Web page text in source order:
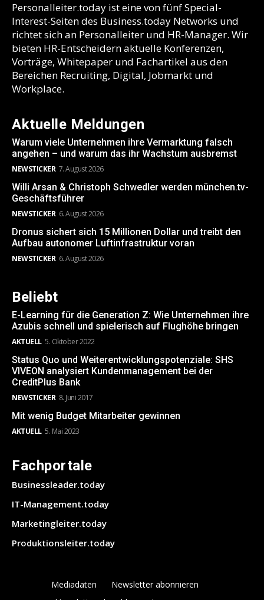
Personalleiter.today ist eine von fünf Special-
Interest-Seiten des Business.today Networks und
richtet sich an Personalleiter und HR-Manager. Wir
bieten HR-Entscheidern aktuelle Konferenzen,
Vorträge, Whitepaper und Fachartikel aus den
Bereichen Recruiting, Digital, Jobmarkt und
Workplace.
Aktuelle Meldungen
Warum viele Unternehmen ihre Vermarktung falsch
angehen – und warum das ihr Wachstum ausbremst
NEWSTICKER 7. August 2026
Willi Arsan & Christoph Schwedler werden münchen.tv-
Geschäftsführer
NEWSTICKER 6. August 2026
Dronus sichert sich 15 Millionen Dollar und treibt den
Aufbau autonomer Luftinfrastruktur voran
NEWSTICKER 6. August 2026
Beliebt
E-Learning für die Generation Z: Wie Unternehmen ihre
Azubis schnell und spielerisch auf Flughöhe bringen
AKTUELL 5. Oktober 2022
Status Quo und Weiterentwicklungspotenziale: SHS
VIVEON analysiert Kundenmanagement bei der
CreditPlus Bank
NEWSTICKER 8. Juni 2017
Mit wenig Budget Mitarbeiter gewinnen
AKTUELL 5. Mai 2023
Fachportale
Businessleader.today
IT-Management.today
Marketingleiter.today
Produktionsleiter.today
Mediadaten
Newsletter abonnieren